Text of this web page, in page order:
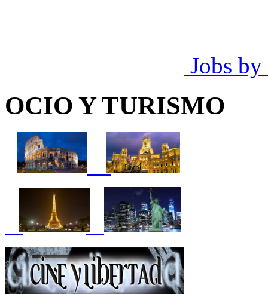
Jobs by
OCIO Y TURISMO